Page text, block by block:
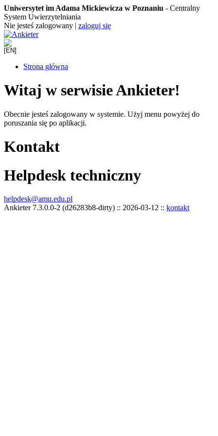
Uniwersytet im Adama Mickiewicza w Poznaniu - Centralny
System Uwierzytelniania
Nie jesteś zalogowany | zaloguj się
Strona główna
Witaj w serwisie Ankieter!
Obecnie jesteś zalogowany w systemie. Użyj menu powyżej do
poruszania się po aplikacji.
Kontakt
Helpdesk techniczny
helpdesk@amu.edu.pl
Ankieter 7.3.0.0-2 (d26283b8-dirty) :: 2026-03-12 :: kontakt